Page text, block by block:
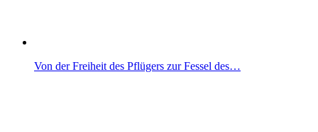
Von der Freiheit des Pflügers zur Fessel des…